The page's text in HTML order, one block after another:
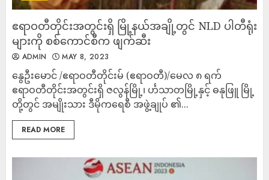
ဧရာဝတီတိုင်းအတွင်းရှိ မြို့နယ်အချို့တွင် NLD ပါတီရုံး
များကို စစ်ကောင်စီက ဖျက်ဆီး
ADMIN MAY 8, 2023
နွေဦးမောင် /ဧရာဝတီတိုင်းမ် (ဧရာဝတီ)/မေလ ၈ ရက်
ဧရာဝတီတိုင်းအတွင်းရှိ ဇလွန်မြို့၊ င်္ဟသာတမြို့နှင့် ဓနုဖြူ မြို့
တို့တွင် အမျိုးသား ဒီမိုကရေစီ အဖွဲ့ချုပ် ၏...
READ MORE